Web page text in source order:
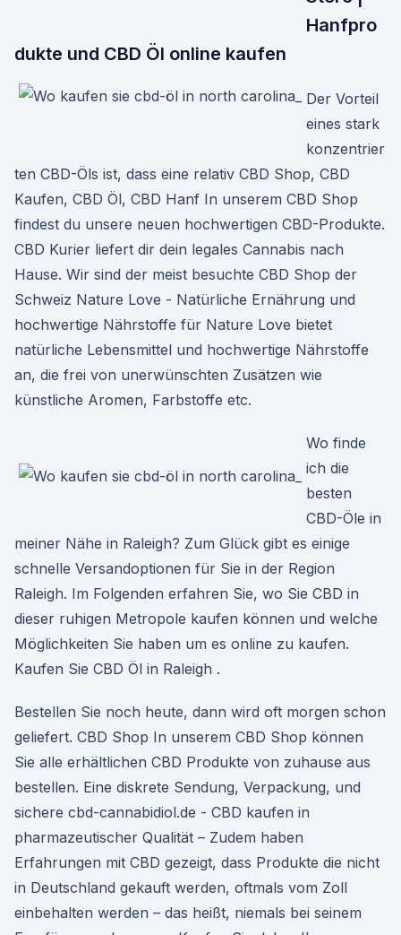
Hanfpro
dukte und CBD Öl online kaufen
Der Vorteil
eines stark
konzentrier
ten CBD-Öls ist, dass eine relativ CBD Shop, CBD
Kaufen, CBD Öl, CBD Hanf In unserem CBD Shop
findest du unsere neuen hochwertigen CBD-Produkte.
CBD Kurier liefert dir dein legales Cannabis nach
Hause. Wir sind der meist besuchte CBD Shop der
Schweiz Nature Love - Natürliche Ernährung und
hochwertige Nährstoffe für Nature Love bietet
natürliche Lebensmittel und hochwertige Nährstoffe
an, die frei von unerwünschten Zusätzen wie
künstliche Aromen, Farbstoffe etc.
Wo finde
ich die
besten
CBD-Öle in
meiner Nähe in Raleigh? Zum Glück gibt es einige
schnelle Versandoptionen für Sie in der Region
Raleigh. Im Folgenden erfahren Sie, wo Sie CBD in
dieser ruhigen Metropole kaufen können und welche
Möglichkeiten Sie haben um es online zu kaufen.
Kaufen Sie CBD Öl in Raleigh .
Bestellen Sie noch heute, dann wird oft morgen schon
geliefert. CBD Shop In unserem CBD Shop können
Sie alle erhältlichen CBD Produkte von zuhause aus
bestellen. Eine diskrete Sendung, Verpackung, und
sichere cbd-cannabidiol.de - CBD kaufen in
pharmazeutischer Qualität – Zudem haben
Erfahrungen mit CBD gezeigt, dass Produkte die nicht
in Deutschland gekauft werden, oftmals vom Zoll
einbehalten werden – das heißt, niemals bei seinem